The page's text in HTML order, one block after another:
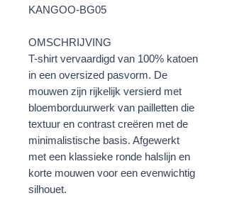
KANGOO-BG05
OMSCHRIJVING
T-shirt vervaardigd van 100% katoen
in een oversized pasvorm. De
mouwen zijn rijkelijk versierd met
bloemborduurwerk van pailletten die
textuur en contrast creëren met de
minimalistische basis. Afgewerkt
met een klassieke ronde halslijn en
korte mouwen voor een evenwichtig
silhouet.